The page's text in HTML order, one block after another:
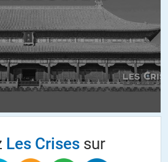
journalistes/intervenants du même
de l’ancien 1er ministre Israélien
médias -anti Bibi- faisait l’hagiographie
par Merkel et Holland sur la
avoir voulu faire respecter par
à 10h38
Les Crisessur